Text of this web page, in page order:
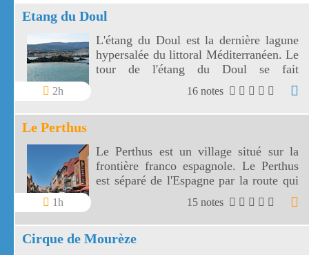
Etang du Doul
2h
L'étang du Doul est la dernière lagune
hypersalée du littoral Méditerranéen. Le
tour de l'étang du Doul se fait
facilement en 1 heure environ.
16 notes
Le Perthus
1h
Le Perthus est un village situé sur la
frontière franco espagnole. Le Perthus
est séparé de l'Espagne par la route qui
15 notes
Cirque de Mourèze